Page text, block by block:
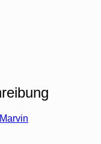
Marvin